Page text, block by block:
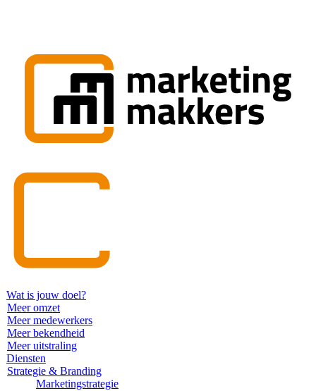
Wat is jouw doel?
Meer omzet
Meer medewerkers
Meer bekendheid
Meer uitstraling
Diensten
Strategie & Branding
Marketingstrategie